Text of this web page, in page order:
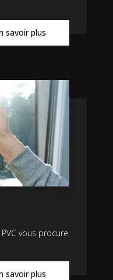
savoir plus
vous procure
savoir plus